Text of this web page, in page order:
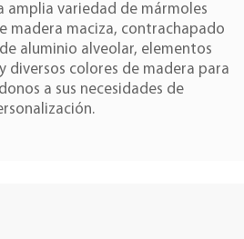
amplia variedad de mármoles
madera maciza, contrachapado
aluminio alveolar, elementos
diversos colores de madera para
a sus necesidades de